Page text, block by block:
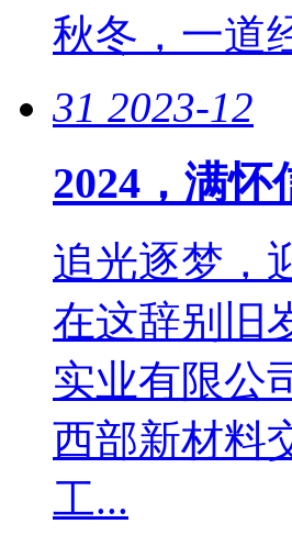
秋冬，一道
31 2023-12
2024，满
追光逐梦，
在这辞别旧
实业有限公
西部新材料
工...